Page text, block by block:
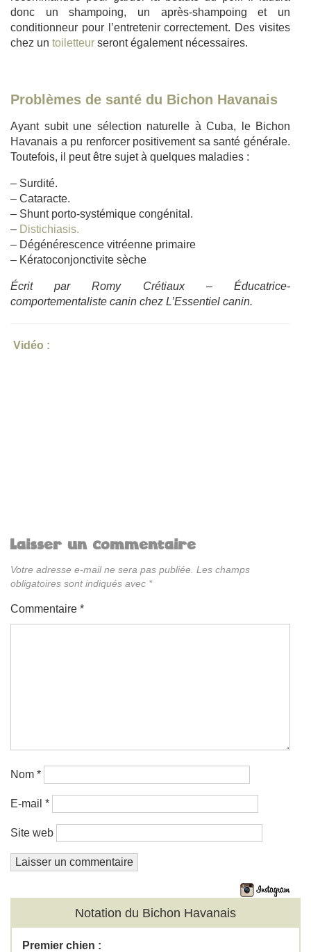
donc un shampoing, un après-shampoing et un
conditionneur pour l’entretenir correctement. Des visites
chez un toiletteur seront également nécessaires.
Problèmes de santé du Bichon Havanais
Ayant subit une sélection naturelle à Cuba, le Bichon
Havanais a pu renforcer positivement sa santé générale.
Toutefois, il peut être sujet à quelques maladies :
– Surdité.
– Cataracte.
– Shunt porto-systémique congénital.
– Distichiasis.
– Dégénérescence vitréenne primaire
– Kératoconjonctivite sèche
Écrit par Romy Crétiaux – Éducatrice-
comportementaliste canin chez L’Essentiel canin.
Vidéo :
Laisser un commentaire
Votre adresse e-mail ne sera pas publiée. Les champs
obligatoires sont indiqués avec *
Commentaire *
Nom *
E-mail *
Site web
Notation du Bichon Havanais
Premier chien :